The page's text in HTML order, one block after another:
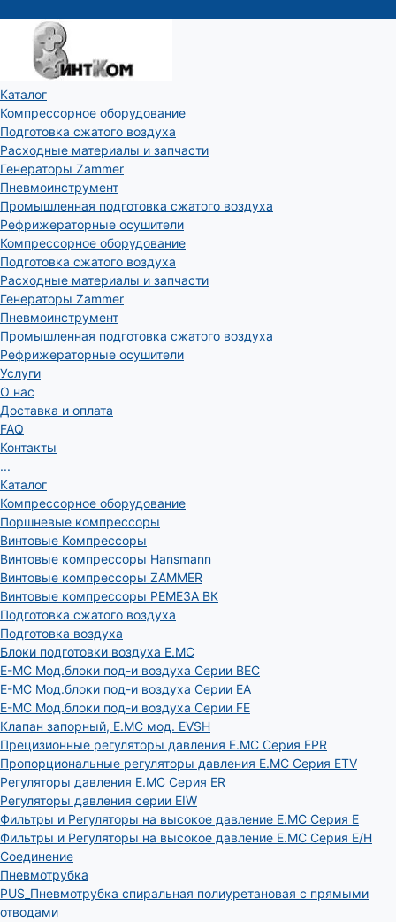
Каталог
Компрессорное оборудование
Подготовка сжатого воздуха
Расходные материалы и запчасти
Генераторы Zammer
Пневмоинструмент
Промышленная подготовка сжатого воздуха
Рефрижераторные осушители
Компрессорное оборудование
Подготовка сжатого воздуха
Расходные материалы и запчасти
Генераторы Zammer
Пневмоинструмент
Промышленная подготовка сжатого воздуха
Рефрижераторные осушители
Услуги
О нас
Доставка и оплата
FAQ
Контакты
...
Каталог
Компрессорное оборудование
Поршневые компрессоры
Винтовые Компрессоры
Винтовые компрессоры Hansmann
Винтовые компрессоры ZAMMER
Винтовые компрессоры РЕМЕЗА ВК
Подготовка сжатого воздуха
Подготовка воздуха
Блоки подготовки воздуха E.MC
E-MC Мод.блоки под-и воздуха Серии BEC
E-MC Мод.блоки под-и воздуха Серии EA
E-MC Мод.блоки под-и воздуха Серии FE
Клапан запорный, E.MC мод. EVSH
Прецизионные регуляторы давления E.MC Серия EPR
Пропорциональные регуляторы давления E.MC Серия ETV
Регуляторы давления E.MC Серия ER
Регуляторы давления серии EIW
Фильтры и Регуляторы на высокое давление E.MC Серия E
Фильтры и Регуляторы на высокое давление E.MC Серия E/H
Соединение
Пневмотрубка
PUS_Пневмотрубка спиральная полиуретановая с прямыми
отводами